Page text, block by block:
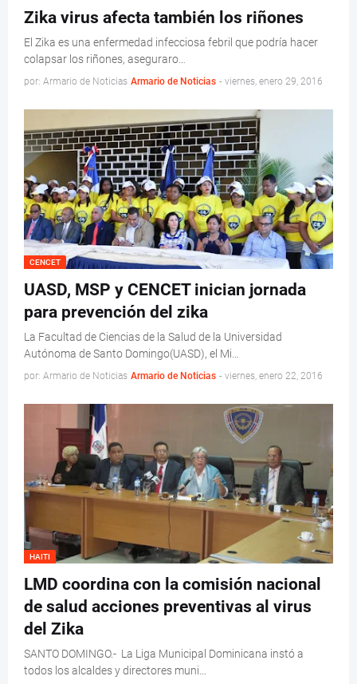
Zika virus afecta también los riñones
El Zika es una enfermedad infecciosa febril que podría hacer
colapsar los riñones, aseguraro…
por: Armario de Noticias Armario de Noticias - viernes, enero 29, 2016
CENCET
UASD, MSP y CENCET inician jornada
para prevención del zika
La Facultad de Ciencias de la Salud de la Universidad
Autónoma de Santo Domingo(UASD), el Mi…
por: Armario de Noticias Armario de Noticias - viernes, enero 22, 2016
HAITI
LMD coordina con la comisión nacional
de salud acciones preventivas al virus
del Zika
SANTO DOMINGO.- La Liga Municipal Dominicana instó a
todos los alcaldes y directores muni…